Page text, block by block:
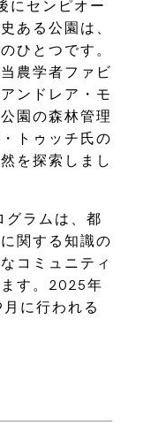
にセンピオー
ある公園は、
ひとつです。
農学者ファビ
ンドレア・モ
園の森林管理
トゥッチ氏の
を探索しまし
グラムは、都
関する知識の
コミュニティ
す。2025年
に行われる